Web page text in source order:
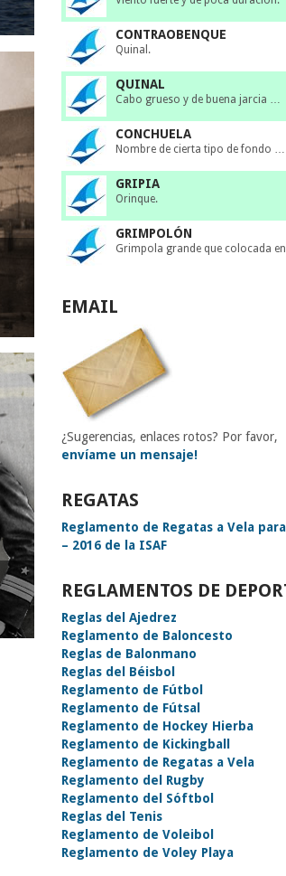
CONTRAOBENQUE
Quinal.
QUINAL
Cabo grueso y de buena jarcia …
CONCHUELA
Nombre de cierta tipo de fondo …
GRIPIA
Orinque.
GRIMPOLÓN
Grimpola grande que colocada
EMAIL
¿Sugerencias, enlaces rotos? Por favor,
envíame un mensaje!
REGATAS
Reglamento de Regatas a Vela
– 2016 de la ISAF
REGLAMENTOS DE
Reglas del Ajedrez
Reglamento de Baloncesto
Reglas de Balonmano
Reglas del Béisbol
Reglamento de Fútbol
Reglamento de Fútsal
Reglamento de Hockey Hierba
Reglamento de Kickingball
Reglamento de Regatas a Vela
Reglamento del Rugby
Reglamento del Sóftbol
Reglas del Tenis
Reglamento de Voleibol
Reglamento de Voley Playa